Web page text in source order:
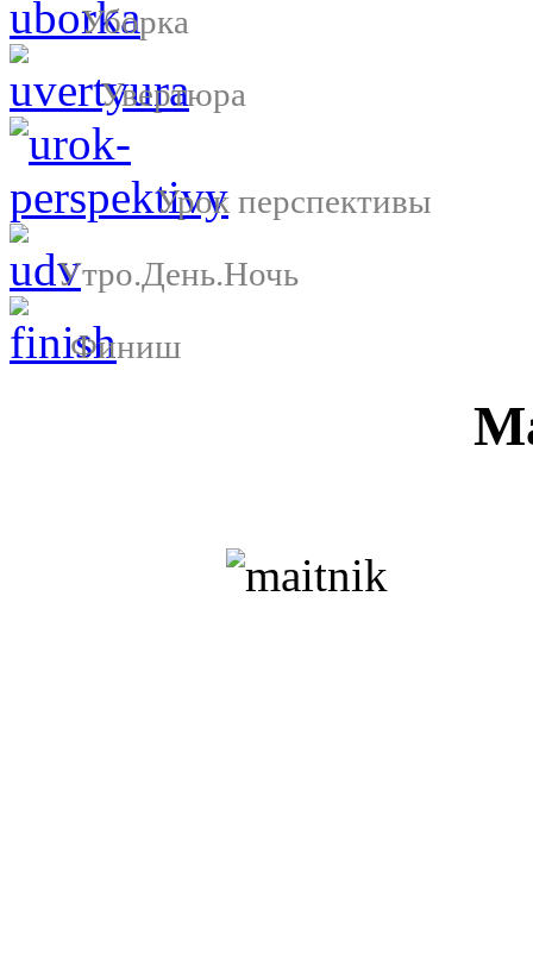
Уборка
Увертюра
Урок перспективы
Утро.День.Ночь
Финиш